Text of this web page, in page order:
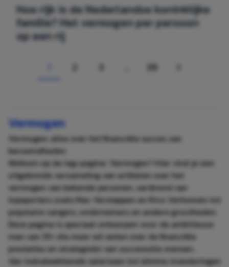
Hoe rijk is de Nederlandse koninklijke
familie? Het vermogen per persoon
op een rij
PAGE PAGE PAGE
39
Vermogen
Vermogen: alles over het financiële succes van
beroemdheden
Welkom op de tag-pagina ‘Vermogen’! Hier vind je een
uitgebreide verzameling van artikelen over het
vermogen van bekende personen, variërend van
topsporters zoals Max Verstappen en Rico Verhoeven tot
populaire zangers, ondernemers en andere grootheden.
Deze pagina is speciaal ontworpen voor de ambitieuze
man van 35+ die meer wil weten over de financiële
prestaties en strategieën van succesvolle mensen.
Van indrukwekkende salarissen tot slimme investeringen